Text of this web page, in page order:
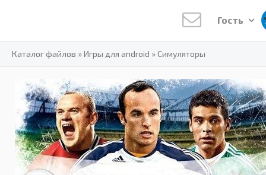
Гость
Каталог файлов »Игры для android »Симуляторы